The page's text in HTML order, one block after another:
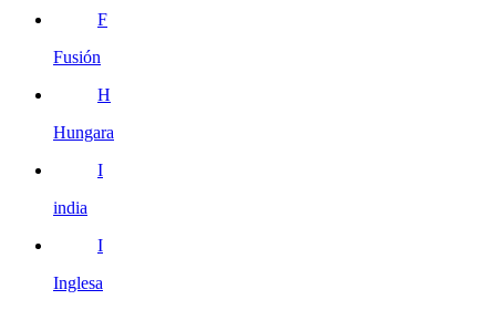
F
Fusión
H
Hungara
I
india
I
Inglesa